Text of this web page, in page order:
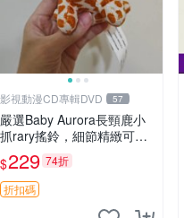
影視動漫CD專輯DVD 57
嚴選Baby Aurora長頸鹿小
抓rary搖鈴，細節精緻可聆
聽清脆鈴音 軟萌可愛 定制
紀念 金屬搖鈴 新手媽咪推
薦 長頸鹿 抓rary 搖鈴
$229 74折
折扣碼